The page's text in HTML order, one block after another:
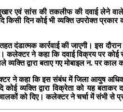
एवं सांस की तकलीफ की दवाई लेने वाले
दिन कोई भी व्यक्ति उपरोक्त प्रकार
दंडात्मक कार्रवाई की जाएगी। इस
कलेक्टर ने कहा कि दवाई विक्रय पर
द्वारा बताए गए मोबाइल न. पर
कि इस संबंध में जिला आयुष अधिकारी
कोई व्यक्ति द्वारा विक्रेता को यह
को दिए। कलेक्टर ने चर्चा में संभी से